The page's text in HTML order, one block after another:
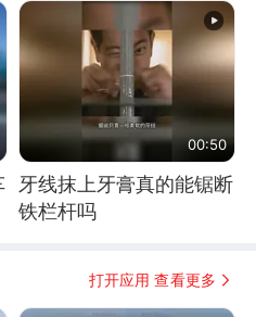
00:50
牙线抹上牙膏真的能锯断
铁栏杆吗
打开应用 查看更多